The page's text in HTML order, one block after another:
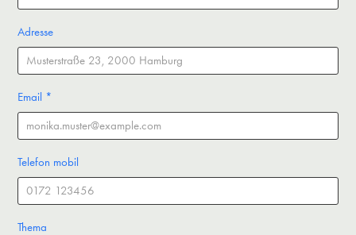
Adresse
Email *
Telefon mobil
Thema